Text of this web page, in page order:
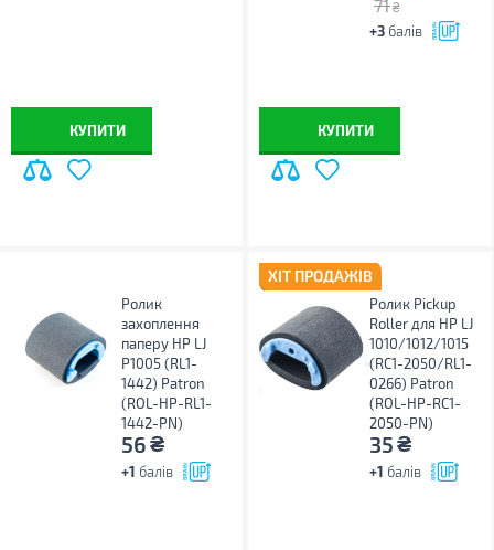
КУПИТИ
71 ₴
+3 балів
КУПИТИ
Ролик
захоплення
паперу HP LJ
P1005 (RL1-
1442) Patron
(ROL-HP-RL1-
1442-PN)
56₴
+1 балів
ХІТ ПРОДАЖІВ
Ролик Pickup
Roller для HP LJ
1010/1012/1015
(RC1-2050/RL1-
0266) Patron
(ROL-HP-RC1-
2050-PN)
35₴
+1 балів